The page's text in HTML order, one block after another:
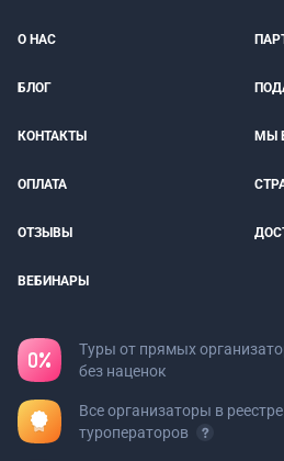
О НАС
БЛОГ
КОНТАКТЫ МЫ
ОПЛАТА
ОТЗЫВЫ
ВЕБИНАРЫ
Туры от прямых
без наценок
Все организаторы в реестре
туроператоров